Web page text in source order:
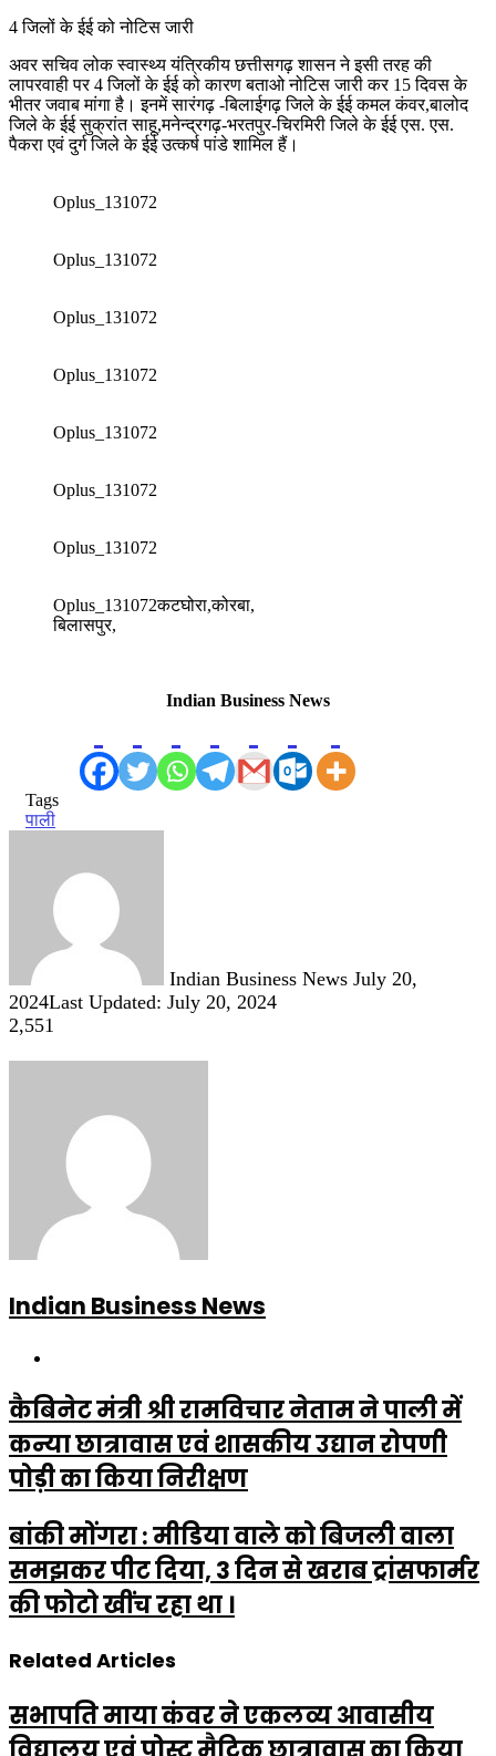
4 जिलों के ईई को नोटिस जारी
अवर सचिव लोक स्वास्थ्य यंत्रिकीय छत्तीसगढ़ शासन ने इसी तरह की
लापरवाही पर 4 जिलों के ईई को कारण बताओ नोटिस जारी कर 15 दिवस के
भीतर जवाब मांगा है। इनमें सारंगढ़ -बिलाईगढ़ जिले के ईई कमल कंवर,बालोद
जिले के ईई सुक्रांत साहू,मनेन्द्रगढ़-भरतपुर-चिरमिरी जिले के ईई एस. एस.
पैकरा एवं दुर्ग जिले के ईई उत्कर्ष पांडे शामिल हैं।
Oplus_131072
Oplus_131072
Oplus_131072
Oplus_131072
Oplus_131072
Oplus_131072
Oplus_131072
Oplus_131072कटघोरा,कोरबा,
बिलासपुर,
Indian Business News
Tags
पाली
Indian Business News July 20,
2024Last Updated: July 20, 2024
2,551
Indian Business News
कैबिनेट मंत्री श्री रामविचार नेताम ने पाली में
कन्या छात्रावास एवं शासकीय उद्यान रोपणी
पोड़ी का किया निरीक्षण
बांकी मोंगरा : मीडिया वाले को बिजली वाला
समझकर पीट दिया, 3 दिन से खराब ट्रांसफार्मर
की फोटो खींच रहा था ।
Related Articles
सभापति माया कंवर ने एकलव्य आवासीय